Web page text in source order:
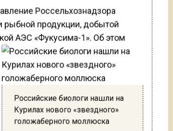
Россельхознадзора
рыбной продукции, добытой
АЭС «Фукусима-1». Об этом
Российские биологи нашли на
Курилах нового «звездного»
голожаберного моллюска